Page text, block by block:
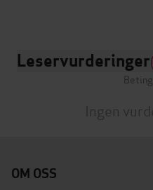
Leservurderinger
Ingen
OM OSS